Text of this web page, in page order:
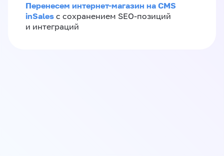
Перенесем интернет-магазин на CMS
inSales с сохранением SEO-позиций
и интеграций